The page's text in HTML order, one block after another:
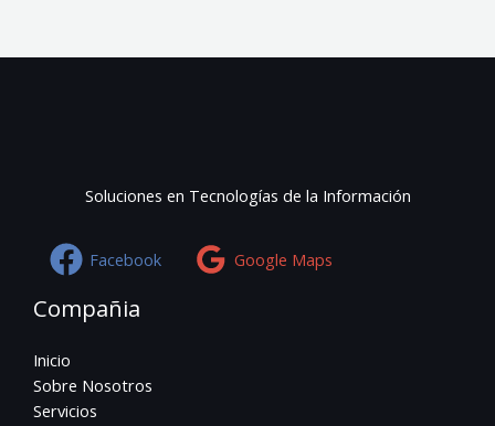
Soluciones en Tecnologías de la Información
Facebook Google Maps
Compañia
Inicio
Sobre Nosotros
Servicios